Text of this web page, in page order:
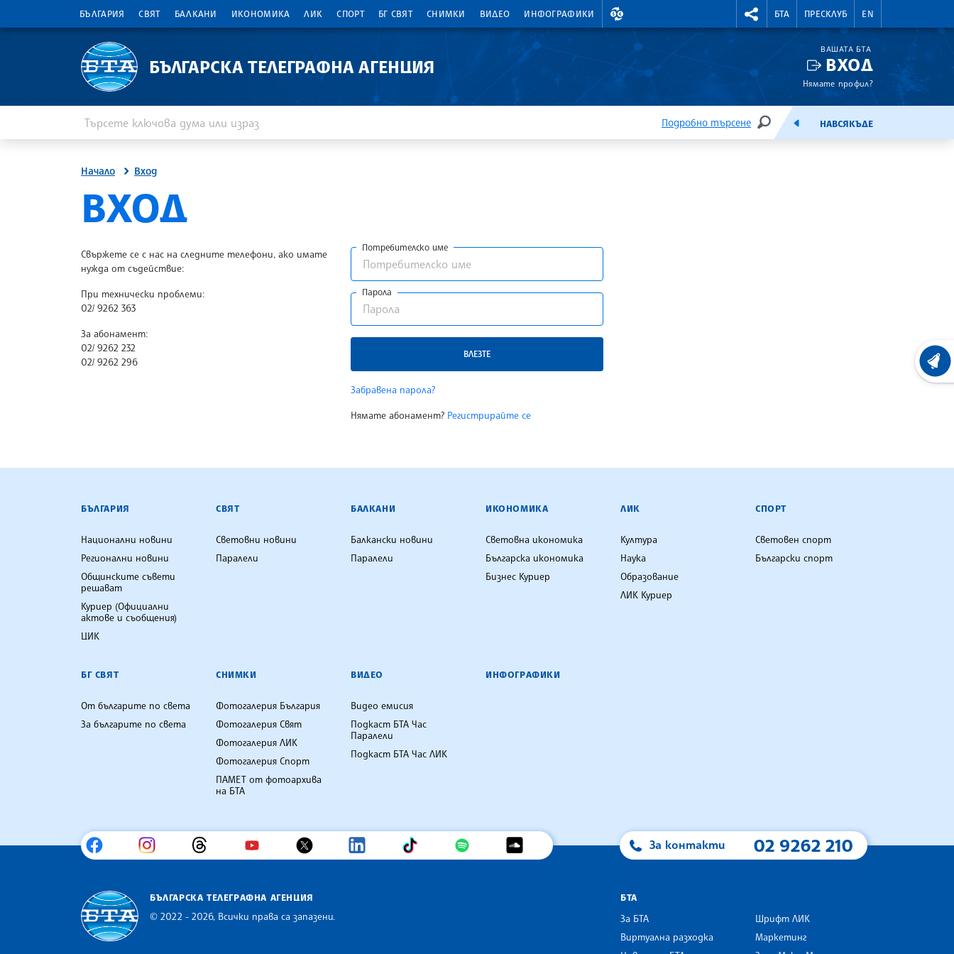
БЪЛГАРИЯ СВЯТ БАЛКАНИ ИКОНОМИКА ЛИК СПОРТ БГ СВЯТ СНИМКИ ВИДЕО ИНФОГРАФИКИ
ВАЛУТНИ КУРСОВЕ RIGHTMENU.SOCIAL
БТА ПРЕСКЛУБ EN
БЪЛГАРСКА ТЕЛЕГРАФНА АГЕНЦИЯ
ВАШАТА БТА
ВХОД
Нямате профил?
Подробно търсене
ТЪРСЕНЕЕМИСИЯНАВСЯКЪДЕ
Начало Вход
SITE.BTA
ВХОД
Свържете се с нас на следните телефони, ако имате
нужда от съдействие:
При технически проблеми:
02/ 9262 363
За абонамент:
02/ 9262 232
02/ 9262 296
Потребителско име
Парола
ВЛЕЗТЕ
Забравена парола?
Нямате абонамент? Регистрирайте се
БЪЛГАРСКА ТЕЛЕГРАФНА АГЕНЦИЯ
БЪЛГАРИЯ
Национални новини
Регионални новини
Общинските съвети
решават
Куриер (Официални
актове и съобщения)
ЦИК
СВЯТ
Световни новини
Паралели
БАЛКАНИ
Балкански новини
Паралели
ИКОНОМИКА
Световна икономика
Българска икономика
Бизнес Куриер
ЛИК
Култура
Наука
Образование
ЛИК Куриер
СПОРТ
Световен спорт
Български спорт
БГ СВЯТ
От българите по света
За българите по света
СНИМКИ
Фотогалерия България
Фотогалерия Свят
Фотогалерия ЛИК
Фотогалерия Спорт
ПАМЕТ от фотоархива
на БТА
ВИДЕО
Видео емисия
Подкаст БТА Час
Паралели
Подкаст БТА Час ЛИК
ИНФОГРАФИКИ
За контакти 02 9262 210
БЪЛГАРСКА ТЕЛЕГРАФНА АГЕНЦИЯ
© 2022 - 2026, Всички права са запазени.
БТА
За БТА
Виртуална разходка
Шрифт ЛИК
Маркетинг